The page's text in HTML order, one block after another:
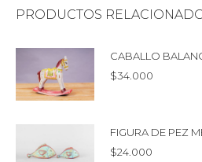
PRODUCTOS
CABALLO
$34.000
FIGURA DE PEZ
$24.000